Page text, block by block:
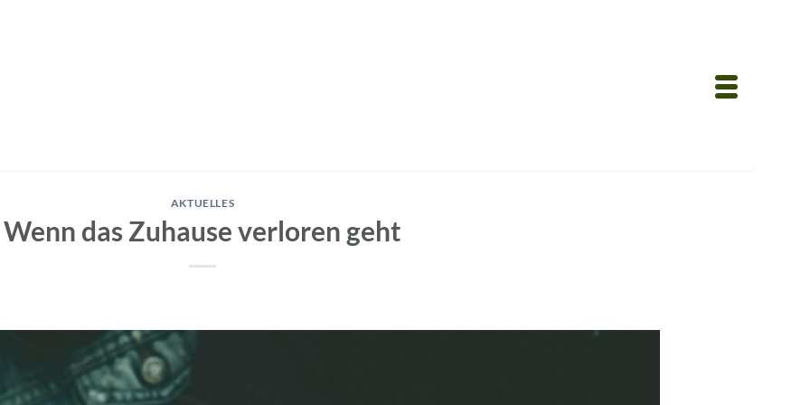
AKTUELLES
Wenn das Zuhause verloren geht